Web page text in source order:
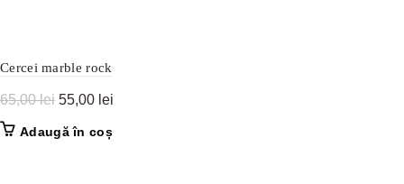
Cercei marble rock
65,00lei Prețul
a
55,00 lei
Adaugă în coș